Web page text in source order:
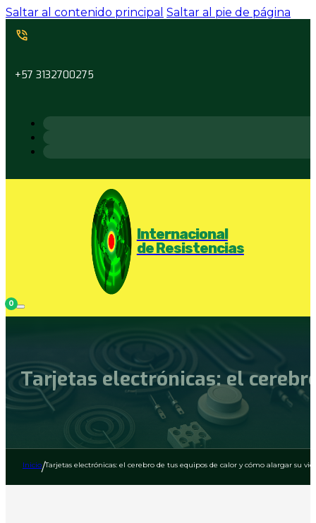
Saltar al contenido principal Saltar al pie de página
+57 3132700275
Internacional
de Resistencias
0
Tarjetas electrónicas: el
Inicio/